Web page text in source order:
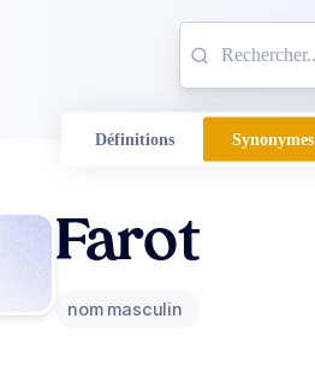
Définitions Synonymes
Farot
nom masculin